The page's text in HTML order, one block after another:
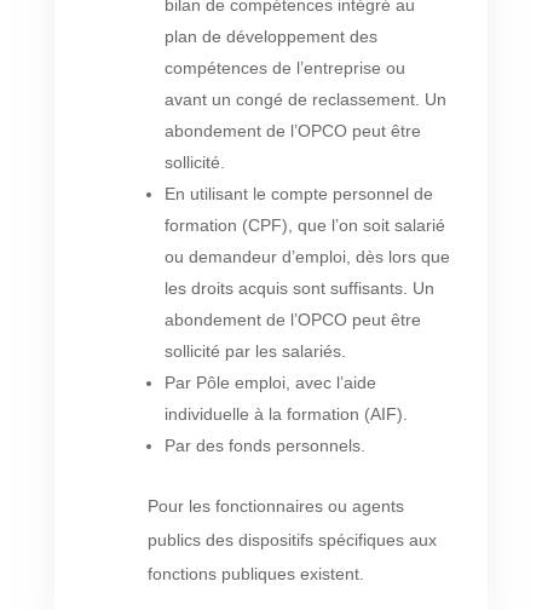
bilan de compétences intégré au
plan de développement des
compétences de l’entreprise ou
avant un congé de reclassement. Un
abondement de l’OPCO peut être
sollicité.
En utilisant le compte personnel de
formation (CPF), que l’on soit salarié
ou demandeur d’emploi, dès lors que
les droits acquis sont suffisants. Un
abondement de l’OPCO peut être
sollicité par les salariés.
Par Pôle emploi, avec l’aide
individuelle à la formation (AIF).
Par des fonds personnels.
Pour les fonctionnaires ou agents
publics des dispositifs spécifiques aux
fonctions publiques existent.